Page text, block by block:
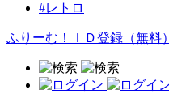
#レトロ
ふりーむ！ＩＤ登録（無料）